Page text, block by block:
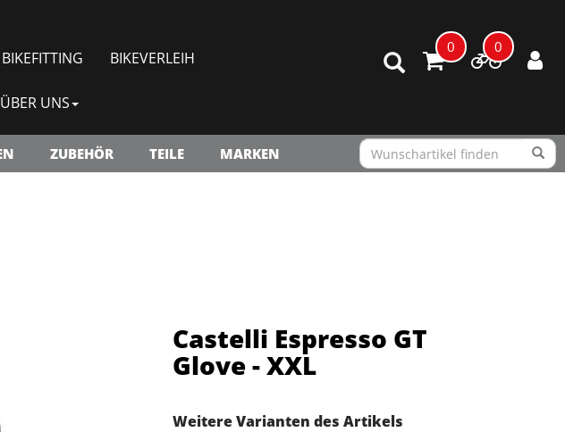
0 0
BIKEFITTING BIKEVERLEIH
ÜBER UNS
ZUBEHÖR TEILE MARKEN
Castelli Espresso GT
Glove - XXL
Weitere Varianten des Artikels